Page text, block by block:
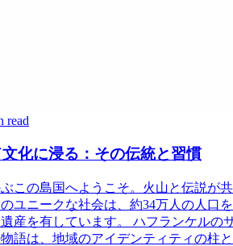
read
化に浸る：その伝統と習慣
この島国へようこそ。火山と伝説が
ユニークな社会は、約34万人の人口
産を有しています。 ハフランケルの
語は、地域のアイデンティティの柱